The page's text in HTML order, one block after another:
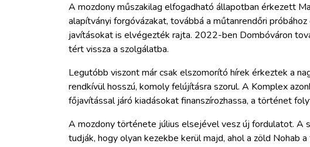
A mozdony műszakilag elfogadható állapotban érkezett
alapítványi forgóvázakat, továbbá a műtanrendőri
javításokat is elvégezték rajta. 2022-ben Dombóváron
tért vissza a szolgálatba.
Legutóbb viszont már csak elszomorító hírek érkeztek a
rendkívül hosszú, komoly felújításra szorul. A Komplex
főjavítással járó kiadásokat finanszírozhassa, a történet
A mozdony története július elsejével vesz új fordulatot. A
tudják, hogy olyan kezekbe kerül majd, ahol a zöld Nohab